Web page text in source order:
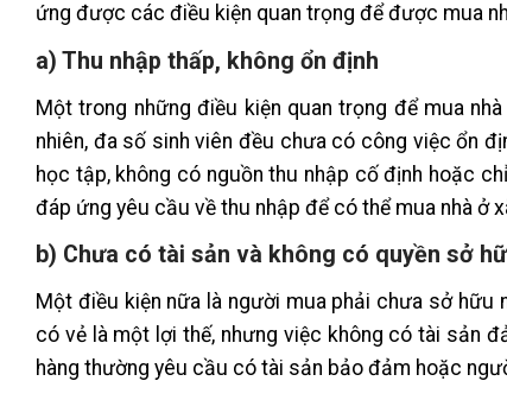
ứng được các điều kiện quan trọng để được mua
a) Thu nhập thấp, không ổn định
Một trong những điều kiện quan trọng để mua
nhiên, đa số sinh viên đều chưa có công việc ổn
học tập, không có nguồn thu nhập cố định hoặc
đáp ứng yêu cầu về thu nhập để có thể mua nhà ở
b) Chưa có tài sản và không có quyền sở
Một điều kiện nữa là người mua phải chưa sở hữu
có vẻ là một lợi thế, nhưng việc không có tài sản
hàng thường yêu cầu có tài sản bảo đảm hoặc